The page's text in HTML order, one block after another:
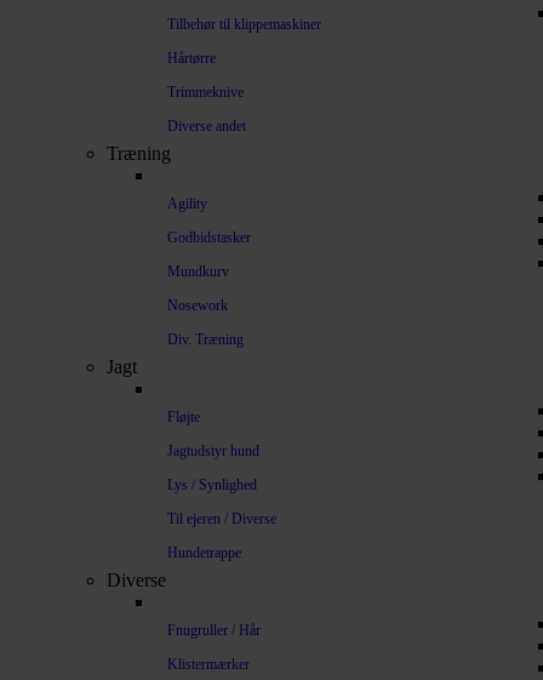
Tilbehør til klippemaskiner
Hårtørre
Trimmeknive
Diverse andet
Træning
Agility
Godbidstasker
Mundkurv
Nosework
Div. Træning
Jagt
Fløjte
Jagtudstyr hund
Lys / Synlighed
Til ejeren / Diverse
Hundetrappe
Diverse
Fnugruller / Hår
Klistermærker